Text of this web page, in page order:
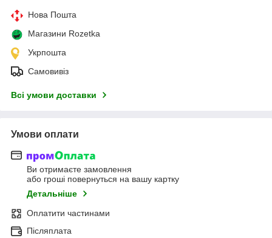
Нова Пошта
Магазини Rozetka
Укрпошта
Самовивіз
Всі умови доставки
Умови оплати
Ви отримаєте замовлення
або гроші повернуться на вашу картку
Детальніше
Оплатити частинами
Післяплата